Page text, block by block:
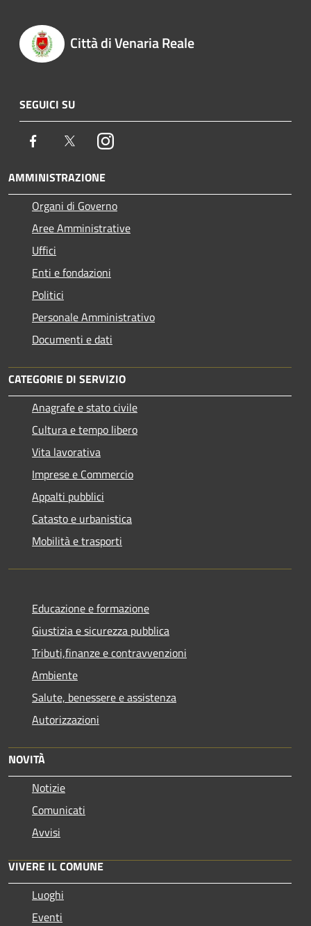
Città di Venaria Reale
SEGUICI SU
Facebook TwitterInstagram
AMMINISTRAZIONE
Organi di Governo
Aree Amministrative
Uffici
Enti e fondazioni
Politici
Personale Amministrativo
Documenti e dati
CATEGORIE DI SERVIZIO
Anagrafe e stato civile
Cultura e tempo libero
Vita lavorativa
Imprese e Commercio
Appalti pubblici
Catasto e urbanistica
Mobilità e trasporti
Educazione e formazione
Giustizia e sicurezza pubblica
Tributi,finanze e contravvenzioni
Ambiente
Salute, benessere e assistenza
Autorizzazioni
NOVITÀ
Notizie
Comunicati
Avvisi
VIVERE IL COMUNE
Luoghi
Eventi